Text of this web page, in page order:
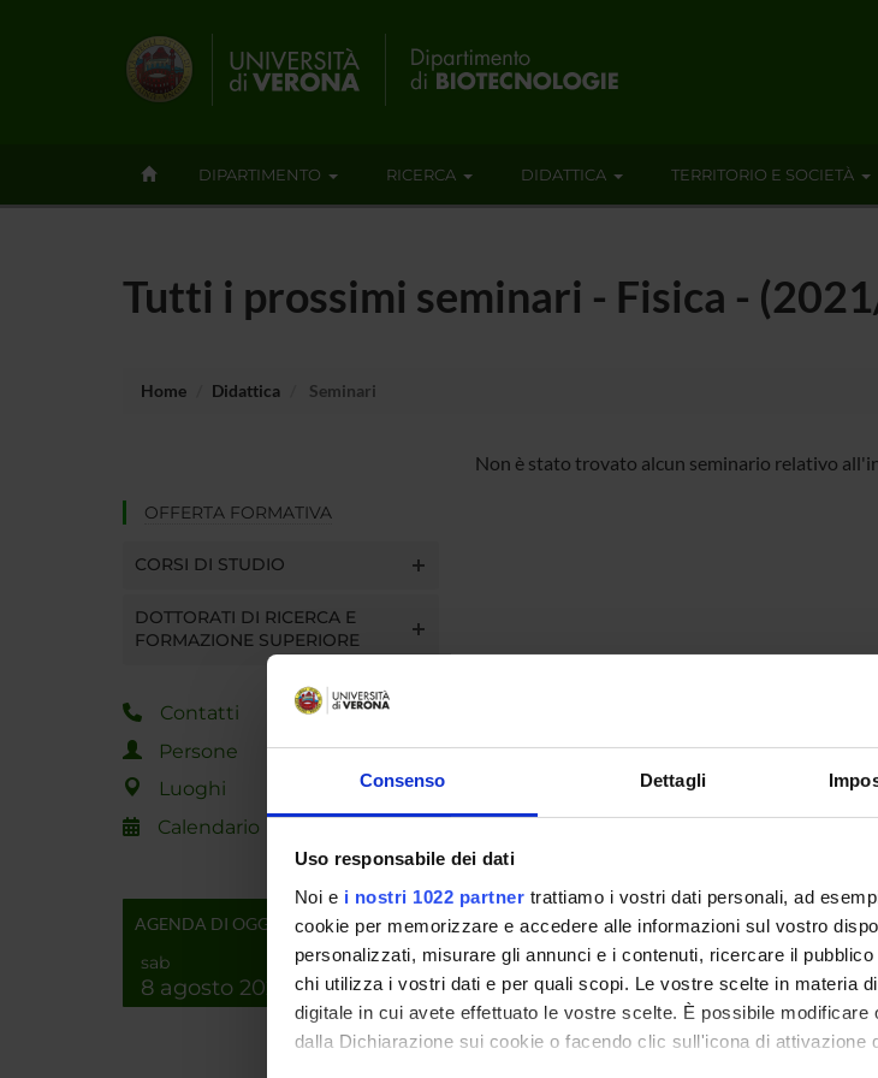
Consenso Dettagli
Uso responsabile dei dati
Noi e i nostri 1022 partner trattiamo i vostri dati personali, ad
cookie per memorizzare e accedere alle informazioni sul vostro
personalizzati, misurare gli annunci e i contenuti, ricercare il
chi utilizza i vostri dati e per quali scopi. Le vostre scelte in materia
digitale in cui avete effettuato le vostre scelte. È possibile
dalla Dichiarazione sui cookie o facendo clic sull'icona di attivazione
DIPARTIMENTO RICERCA DIDATTICA TERRITORIO E SOCIETÀ
Tutti i prossimi seminari - Fisica -
Home Didattica Seminari
OFFERTA FORMATIVA
CORSI DI STUDIO
DOTTORATI DI RICERCA E
FORMAZIONE SUPERIORE
Contatti
Persone
Luoghi
Calendario
AGENDA DI OGGI
sab
8 agosto 2026
Non è stato trovato alcun seminario relativo